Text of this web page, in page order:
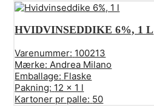
HVIDVINSEDDIKE 6%, 1 L
Varenummer: 100213
Mærke: Andrea Milano
Emballage: Flaske
Pakning: 12 x 1 l
Kartoner pr palle: 50